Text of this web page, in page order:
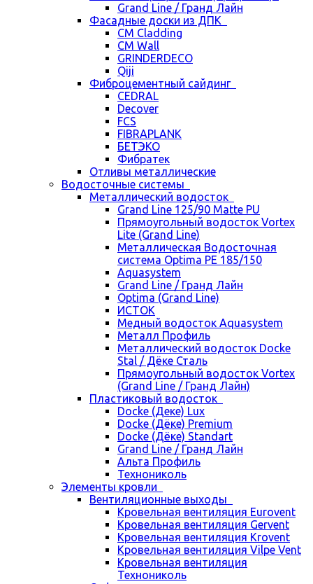
Grand Line / Гранд Лайн
Фасадные доски из ДПК
CM Cladding
CM Wall
GRINDERDECO
Qiji
Фиброцементный сайдинг
CEDRAL
Decover
FCS
FIBRAPLANK
БЕТЭКО
Фибратек
Отливы металлические
Водосточные системы
Металлический водосток
Grand Line 125/90 Matte PU
Прямоугольный водосток Vortex
Lite (Grand Line)
Металлическая Водосточная
система Optima PE 185/150
Aquasystem
Grand Line / Гранд Лайн
Optima (Grand Line)
ИСТОК
Медный водосток Aquasystem
Металл Профиль
Металлический водосток Docke
Stal / Дёке Сталь
Прямоугольный водосток Vortex
(Grand Line / Гранд Лайн)
Пластиковый водосток
Docke (Деке) Lux
Docke (Дёке) Premium
Docke (Дёке) Standart
Grand Line / Гранд Лайн
Альта Профиль
Технониколь
Элементы кровли
Вентиляционные выходы
Кровельная вентиляция Eurovent
Кровельная вентиляция Gervent
Кровельная вентиляция Krovent
Кровельная вентиляция Vilpe Vent
Кровельная вентиляция
Технониколь